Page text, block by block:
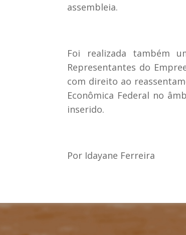
assembleia.
Foi realizada também
Representantes do
com direito ao
Econômica Federal no
inserido.
Por Idayane Ferreira